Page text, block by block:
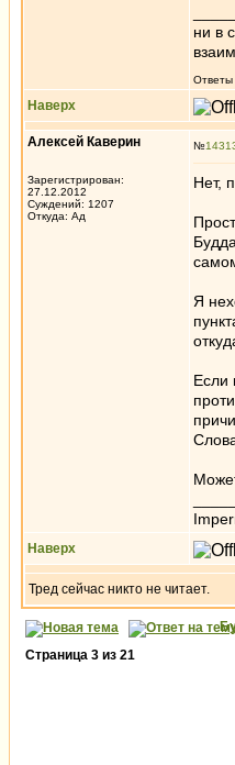
ни в
Ответы
Наверх
Алексей Каверин
Зарегистрирован:
27.12.2012
Суждений: 1207
Откуда: Ад
№
Нет,
Я
Если
Наверх
Тред сейчас никто не читает.
Страница 3 из 21